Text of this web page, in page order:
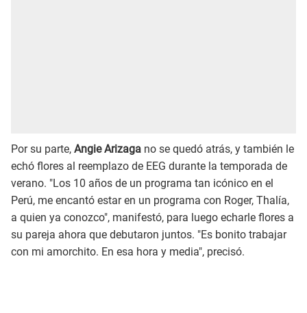
Por su parte, Angie Arizaga no se quedó atrás, y también le
echó flores al reemplazo de EEG durante la temporada de
verano. "Los 10 años de un programa tan icónico en el
Perú, me encantó estar en un programa con Roger, Thalía,
a quien ya conozco", manifestó, para luego echarle flores a
su pareja ahora que debutaron juntos. "Es bonito trabajar
con mi amorchito. En esa hora y media", precisó.